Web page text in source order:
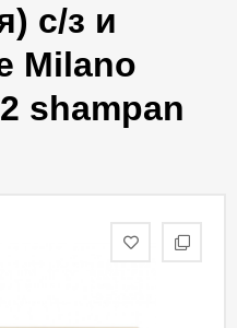
с/з и
Milano
shampan